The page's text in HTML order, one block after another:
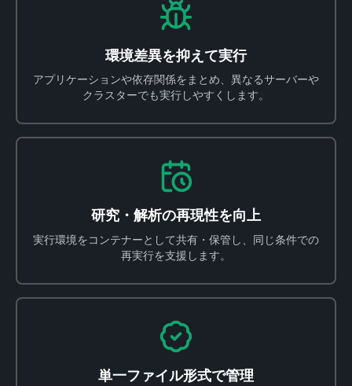
環境差異を抑えて実行
アプリケーションや依存関係をまとめ、異なるサーバーや
クラスターでも実行しやすくします。
研究・解析の再現性を向上
実行環境をコンテナーとして共有・保管し、同じ条件での
再実行を支援します。
単一ファイル形式で管理